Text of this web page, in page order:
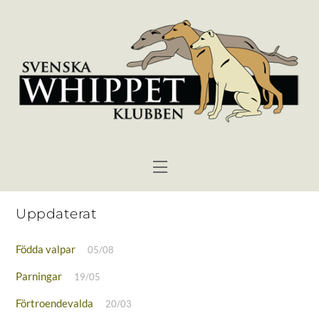
Menu
Uppdaterat
Födda valpar 05/08
Parningar 19/05
Förtroendevalda 20/03